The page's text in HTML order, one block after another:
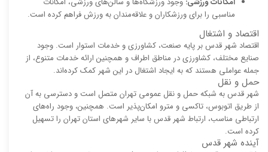
مناسبی را برای ورزشکاران و علاقه‌مندان به ورزش فراهم کرده است.
اقتصاد و اشتغال
اقتصاد شهر قدس بر پایه صنعت، کشاورزی و خدمات استوار است. وجود
صنایع مختلف، کشاورزی در مناطق اطراف و همچنین ارائه خدمات متنوع، از
جمله عواملی هستند که به ایجاد اشتغال در این شهر کمک کرده‌اند.
حمل و نقل
شهر قدس به شبکه حمل و نقل عمومی تهران متصل است و دسترسی به آن
از طریق اتوبوس، تاکسی و مترو امکان‌پذیر است. همچنین، وجود راه‌های
ارتباطی مناسب، ارتباط شهر قدس با سایر شهرهای استان تهران را تسهیل
کرده است.
آینده شهر قدس